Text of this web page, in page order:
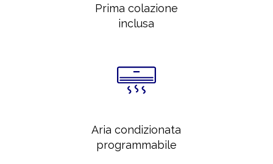
Prima colazione
inclusa
Aria condizionata
programmabile